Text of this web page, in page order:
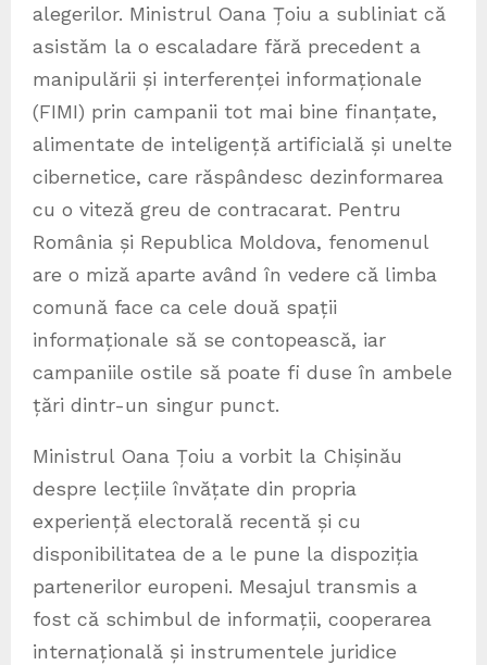
alegerilor. Ministrul Oana Țoiu a subliniat că
asistăm la o escaladare fără precedent a
manipulării și interferenței informaționale
(FIMI) prin campanii tot mai bine finanțate,
alimentate de inteligență artificială și unelte
cibernetice, care răspândesc dezinformarea
cu o viteză greu de contracarat. Pentru
România și Republica Moldova, fenomenul
are o miză aparte având în vedere că limba
comună face ca cele două spații
informaționale să se contopească, iar
campaniile ostile să poate fi duse în ambele
țări dintr-un singur punct.
Ministrul Oana Țoiu a vorbit la Chișinău
despre lecțiile învățate din propria
experiență electorală recentă și cu
disponibilitatea de a le pune la dispoziția
partenerilor europeni. Mesajul transmis a
fost că schimbul de informații, cooperarea
internațională și instrumentele juridice